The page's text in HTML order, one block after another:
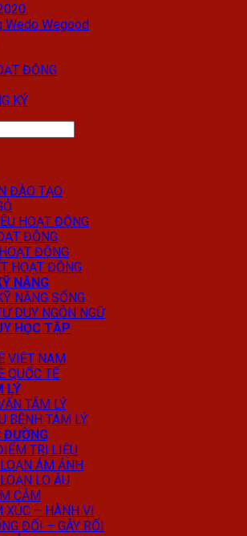
Wedo Wegood
ĐỘNG
KÝ
ĐÀO TẠO
HOẠT ĐỘNG
ĐỘNG
ĐỘNG
HOẠT ĐỘNG
NĂNG
NĂNG SỐNG
DUY NGÔN NGỮ
HỌC TẬP
VIỆT NAM
QUỐC TẾ
LÝ
TÂM LÝ
BỆNH TÂM LÝ
ĐƯỜNG
TRỊ LIỆU
ÁM ẢNH
LO ÂU
CẢM
XÚC – HÀNH VI
ĐỐI – GÂY RỐI